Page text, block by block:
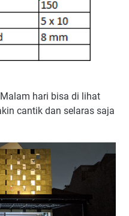
hari bisa di lihat
cantik dan selaras saja